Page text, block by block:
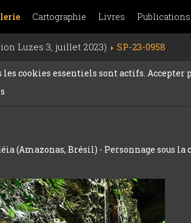
Cartographie Livres Publications
Luzes 3, juillet 2023) SP-23-0958
cookies essentiels sont actifs. Accepter
(Amazonas, Brésil) - Personnage sous la